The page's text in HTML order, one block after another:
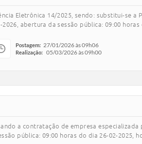
Eletrônica 14/2025, sendo: substitui-se a
abertura da sessão pública: 09:00 horas
Postagem: 27/01/2026 às 09h06
Realização: 05/03/2026 às 09h00
a contratação de empresa especializada
pública: 09:00 horas do dia 26-02-2025,